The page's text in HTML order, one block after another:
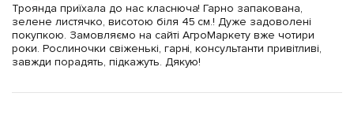
Троянда приїхала до нас класнюча! Гарно запакована,
зелене листячко, висотою біля 45 см.! Дуже задоволені
покупкою. Замовляємо на сайті АгроМаркету вже чотири
роки. Рослиночки свіженькі, гарні, консультанти привітливі,
завжди порадять, підкажуть. Дякую!